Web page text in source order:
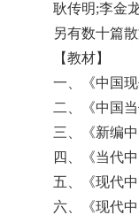
耿传明;李金
另有数十篇
【教材】
一、《中国
二、《中国
三、《新编
四、《当代
五、《现代
六、《现代